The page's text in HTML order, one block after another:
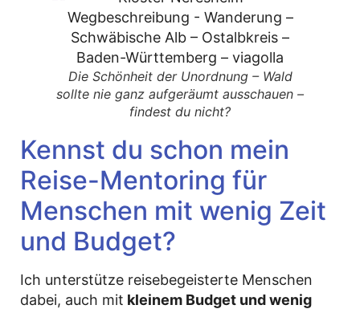
Die Schönheit der Unordnung – Wald
sollte nie ganz aufgeräumt ausschauen –
findest du nicht?
Kennst du schon mein
Reise-Mentoring für
Menschen mit wenig Zeit
und Budget?
Ich unterstütze reisebegeisterte Menschen
dabei, auch mit kleinem Budget und wenig